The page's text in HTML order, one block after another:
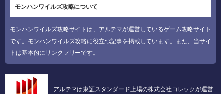
モンハンワイルズ攻略について
モンハンワイルズ攻略サイトは、アルテマが運営しているゲーム攻略サイト
です。モンハンワイルズ攻略に役立つ記事を掲載しています。また、当サイ
トは基本的にリンクフリーです。
アルテマは東証スタンダード上場の株式会社コレックが運営